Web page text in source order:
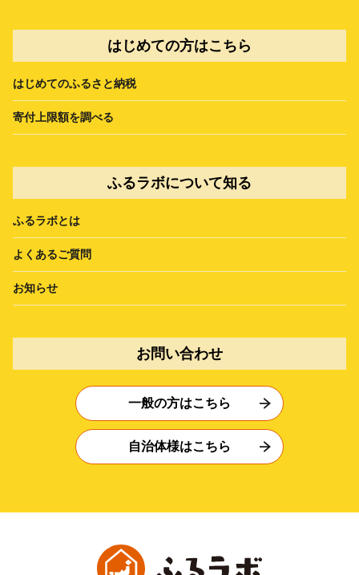
はじめての方はこちら
はじめてのふるさと納税
寄付上限額を調べる
ふるラボについて知る
ふるラボとは
よくあるご質問
お知らせ
お問い合わせ
一般の方はこちら
自治体様はこちら